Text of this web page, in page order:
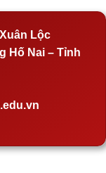
Lộc
Hố Nai – Tỉnh